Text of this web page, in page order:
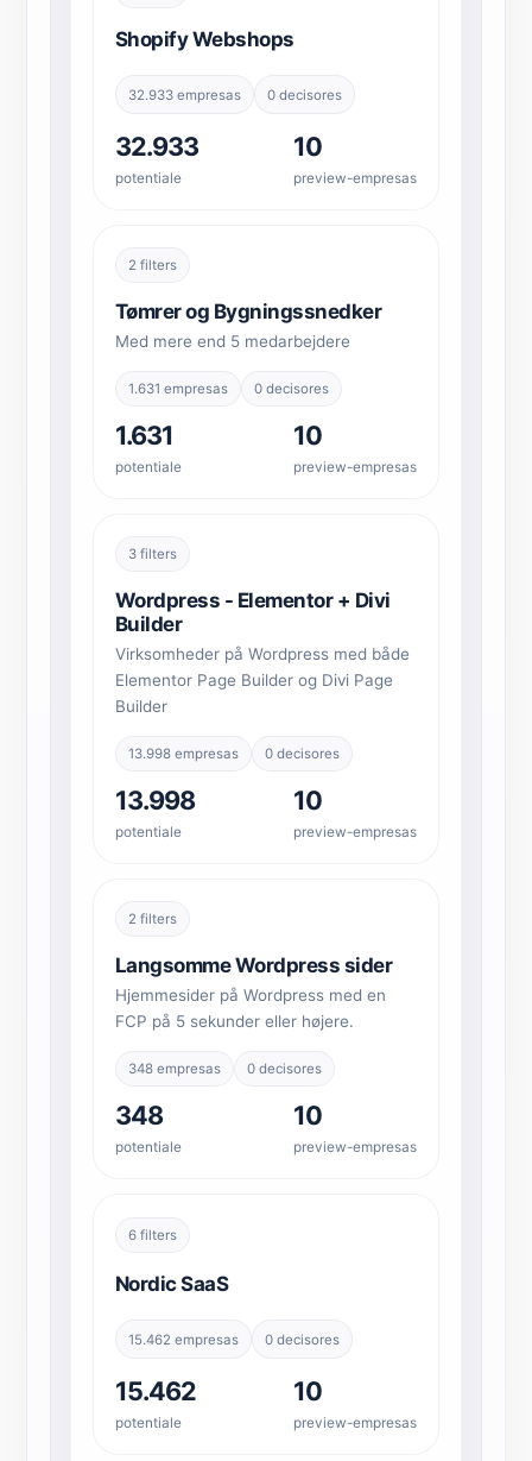
Shopify Webshops
32.933 empresas 0 decisores
32.933
potentiale
10
preview-empresas
2 filters
Tømrer og Bygningssnedker
Med mere end 5 medarbejdere
1.631 empresas 0 decisores
1.631
potentiale
10
preview-empresas
3 filters
Wordpress - Elementor + Divi
Builder
Virksomheder på Wordpress med både
Elementor Page Builder og Divi Page
Builder
13.998 empresas 0 decisores
13.998
potentiale
10
preview-empresas
2 filters
Langsomme Wordpress sider
Hjemmesider på Wordpress med en
FCP på 5 sekunder eller højere.
348 empresas 0 decisores
348
potentiale
10
preview-empresas
6 filters
Nordic SaaS
15.462 empresas 0 decisores
15.462
potentiale
10
preview-empresas